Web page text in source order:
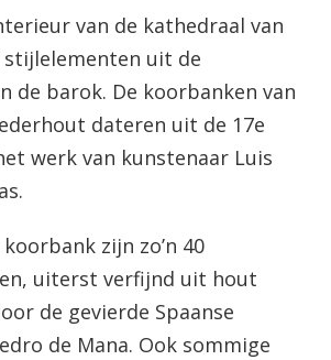
van de kathedraal van
stijlelementen uit de
de barok. De koorbanken van
dateren uit de 17e
werk van kunstenaar Luis
zijn zo’n 40
uiterst verfijnd uit hout
de gevierde Spaanse
de Mana. Ook sommige